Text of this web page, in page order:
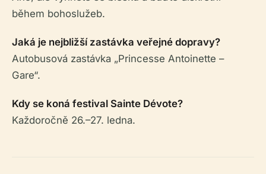
během bohoslužeb.
Jaká je nejbližší zastávka veřejné dopravy?
Autobusová zastávka „Princesse Antoinette –
Gare“.
Kdy se koná festival Sainte Dévote?
Každoročně 26.–27. ledna.